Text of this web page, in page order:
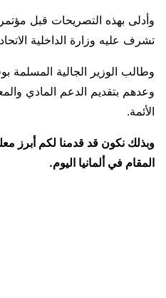
وأدلى بهذه التصريحات قبل
تشرف عليه وزارة الداخلية
وطالب الوزير الجالية المسلمة
وعدهم بتقديم الدعم المادي
الأئمة.
وبذلك نكون قد قدمنا لكم أبرز
المقام في ألمانيا اليوم.